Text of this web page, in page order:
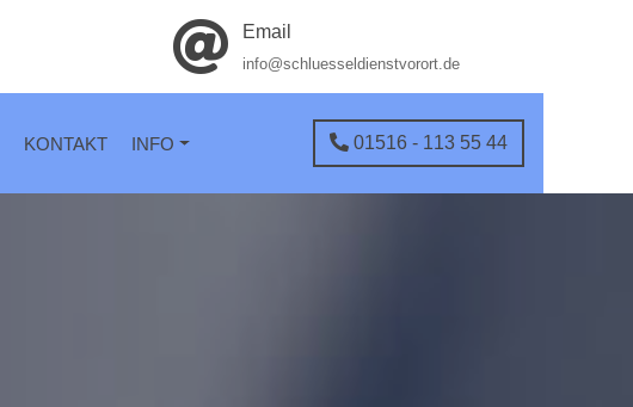
Email
info@schluesseldienstvorort.de
KONTAKT INFO 01516 - 113 55 44